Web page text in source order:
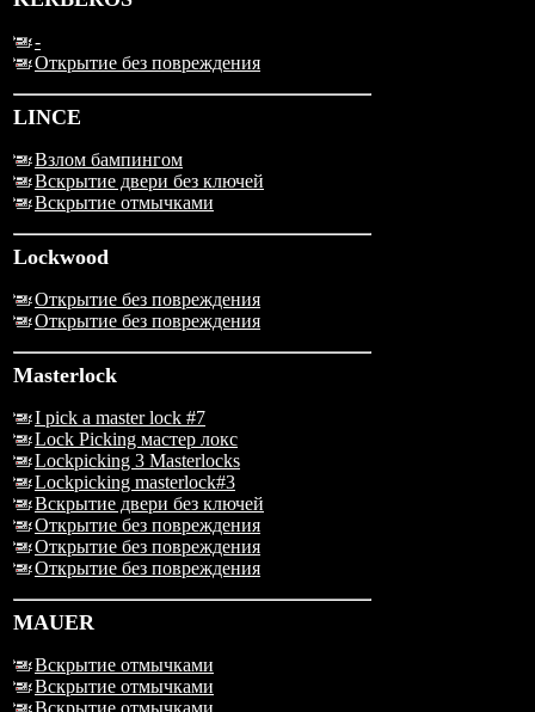
-
Открытие без повреждения
LINCE
Взлом бампингом
Вскрытие двери без ключей
Вскрытие отмычками
Lockwood
Открытие без повреждения
Открытие без повреждения
Masterlock
I pick a master lock #7
Lock Picking мастер локс
Lockpicking 3 Masterlocks
Lockpicking masterlock#3
Вскрытие двери без ключей
Открытие без повреждения
Открытие без повреждения
Открытие без повреждения
MAUER
Вскрытие отмычками
Вскрытие отмычками
Вскрытие отмычками